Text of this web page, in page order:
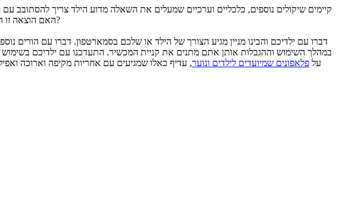
האם הוצאה זו היא לא הוצאה גבוהה לקנות לילדיכם סמארטפון למרות שהוא עלול להרוס אותו, להפיל אותו, לשבור מסך ותאונות כאלה ואחרות?
במהלך השימוש וההגבלות אותן אתם מתנים את קניית המכשיר. התעדכנו עם ילדיכם בשימוש
על פלאפונים שמיועדים לילדים ונוער, עדיף כאלו שמגיעים עם אחריות מקיפה וארוכה